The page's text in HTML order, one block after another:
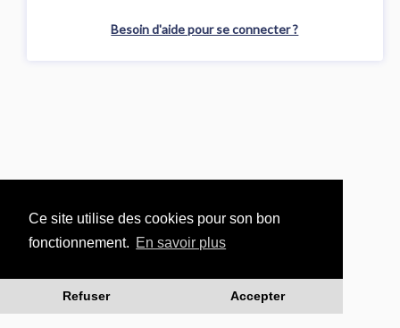
Ce site utilise des cookies pour son bon
fonctionnement. En savoir plus
Refuser Accepter
Besoin d'aide pour se connecter ?